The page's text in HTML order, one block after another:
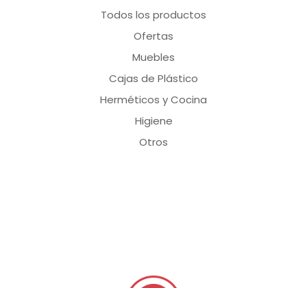
Todos los productos
Ofertas
Muebles
Cajas de Plástico
Herméticos y Cocina
Higiene
Otros